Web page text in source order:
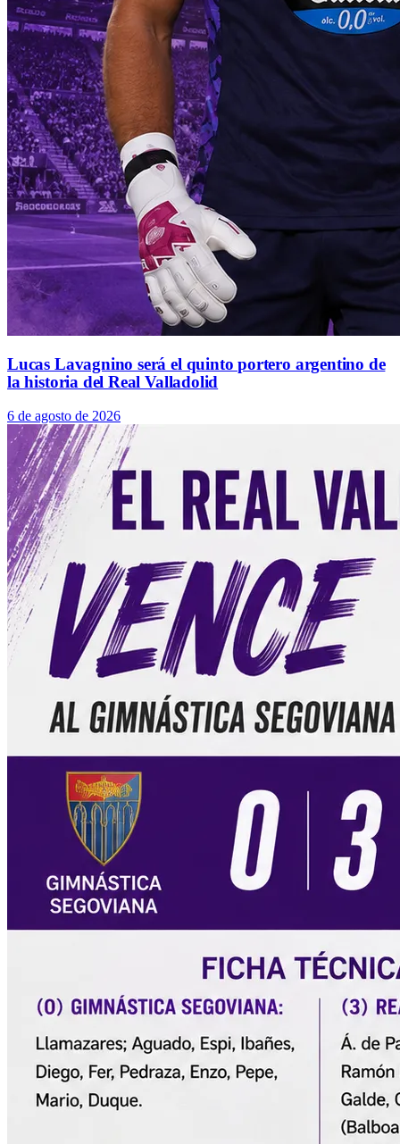
Lucas Lavagnino será el quinto portero argentino de
la historia del Real Valladolid
6 de agosto de 2026